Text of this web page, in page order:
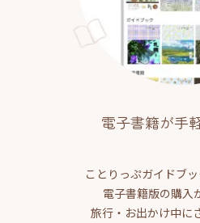
電子書籍が手
ことりっぷガイドブ
電子書籍版の購入
旅行・お出かけ中に